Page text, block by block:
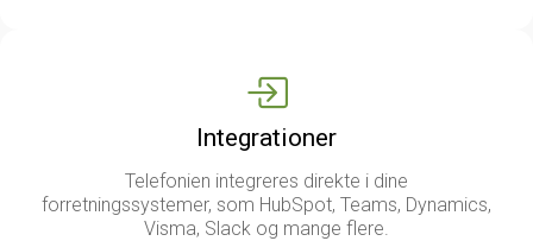
Integrationer
Telefonien integreres direkte i dine
forretningssystemer, som HubSpot, Teams, Dynamics,
Visma, Slack og mange flere.